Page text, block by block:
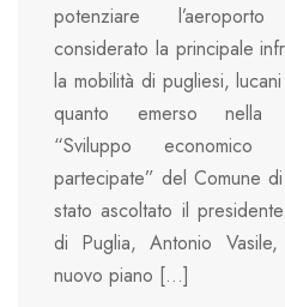
potenziare
considerato la principale
la mobilità di pugliesi,
quanto emerso nella
“Sviluppo
partecipate” del Comune
stato ascoltato il
di Puglia, Antonio
nuovo piano […]